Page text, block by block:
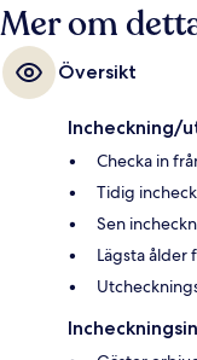
Mer om
Översikt
Incheckning/
Checka in
Tidig
Sen
Lägsta ålder